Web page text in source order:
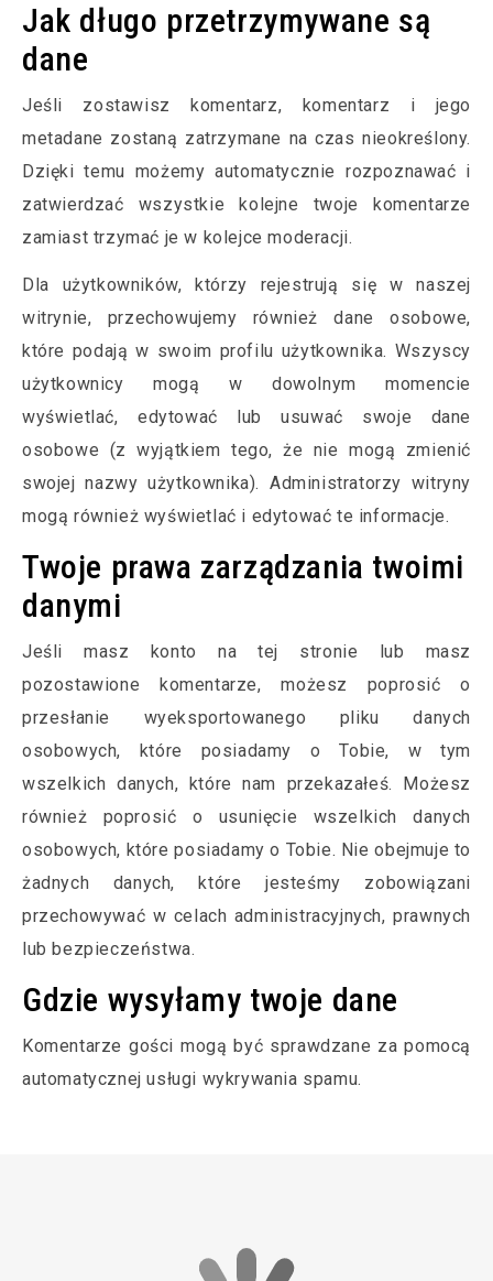
Jak długo przetrzymywane są
dane
Jeśli zostawisz komentarz, komentarz i jego
metadane zostaną zatrzymane na czas nieokreślony.
Dzięki temu możemy automatycznie rozpoznawać i
zatwierdzać wszystkie kolejne twoje komentarze
zamiast trzymać je w kolejce moderacji.
Dla użytkowników, którzy rejestrują się w naszej
witrynie, przechowujemy również dane osobowe,
które podają w swoim profilu użytkownika. Wszyscy
użytkownicy mogą w dowolnym momencie
wyświetlać, edytować lub usuwać swoje dane
osobowe (z wyjątkiem tego, że nie mogą zmienić
swojej nazwy użytkownika). Administratorzy witryny
mogą również wyświetlać i edytować te informacje.
Twoje prawa zarządzania twoimi
danymi
Jeśli masz konto na tej stronie lub masz
pozostawione komentarze, możesz poprosić o
przesłanie wyeksportowanego pliku danych
osobowych, które posiadamy o Tobie, w tym
wszelkich danych, które nam przekazałeś. Możesz
również poprosić o usunięcie wszelkich danych
osobowych, które posiadamy o Tobie. Nie obejmuje to
żadnych danych, które jesteśmy zobowiązani
przechowywać w celach administracyjnych, prawnych
lub bezpieczeństwa.
Gdzie wysyłamy twoje dane
Komentarze gości mogą być sprawdzane za pomocą
automatycznej usługi wykrywania spamu.